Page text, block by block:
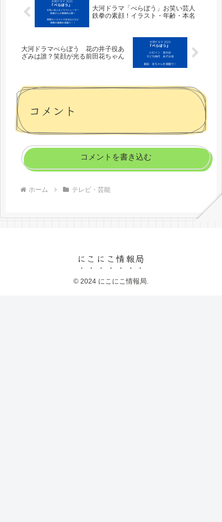
大河ドラマ「べらぼう」お笑い芸人
鉄拳の素顔！イラスト・年齢・本名
大河ドラマべらぼう 花の井子役あ
ざみは誰？笑顔が光る前田花ちゃん
コメント
コメントを書き込む
ホーム テレビ・芸能
にこにこ情報局
© 2024 にこにこ情報局.